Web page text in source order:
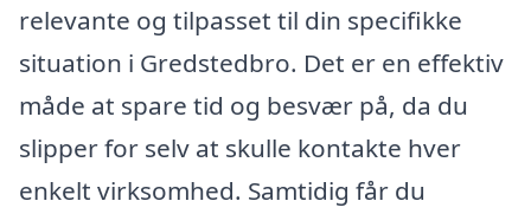
relevante og tilpasset til din specifikke
situation i Gredstedbro. Det er en effektiv
måde at spare tid og besvær på, da du
slipper for selv at skulle kontakte hver
enkelt virksomhed. Samtidig får du